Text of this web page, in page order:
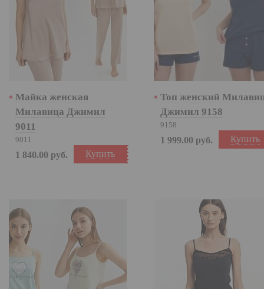
Майка женская
Милавица Джимил
9011
9011
Купить
1 840.00 руб.
Топ женский
Джимил 9158
9158
Купить
1 999.00 руб.